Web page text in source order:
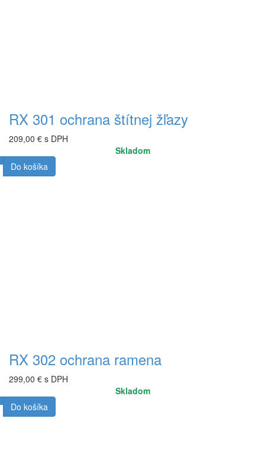
RX 301 ochrana štítnej žľazy
209,00 € s DPH
Skladom
Do košíka
RX 302 ochrana ramena
299,00 € s DPH
Skladom
Do košíka